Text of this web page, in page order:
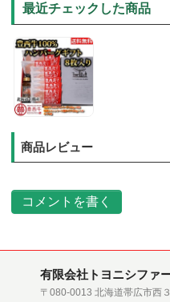
最近チェックした商品
商品レビュー
コメントを書く
有限会社トヨニシファ
〒080-0013 北海道帯広市西